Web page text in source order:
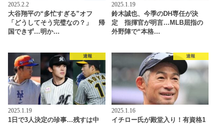
2025.2.2
大谷翔平の“多忙すぎる”オフ
「どうしてそう完璧なの？」 帰
国できず…明か…
2025.1.19
鈴木誠也、今季のDH専任が決
定 指揮官が明言…MLB屈指の
外野陣で“本格…
速報
2025.1.19
1日で3人決定の珍事…残すは中
速報
2025.1.16
イチロー氏が殿堂入り！有資格1